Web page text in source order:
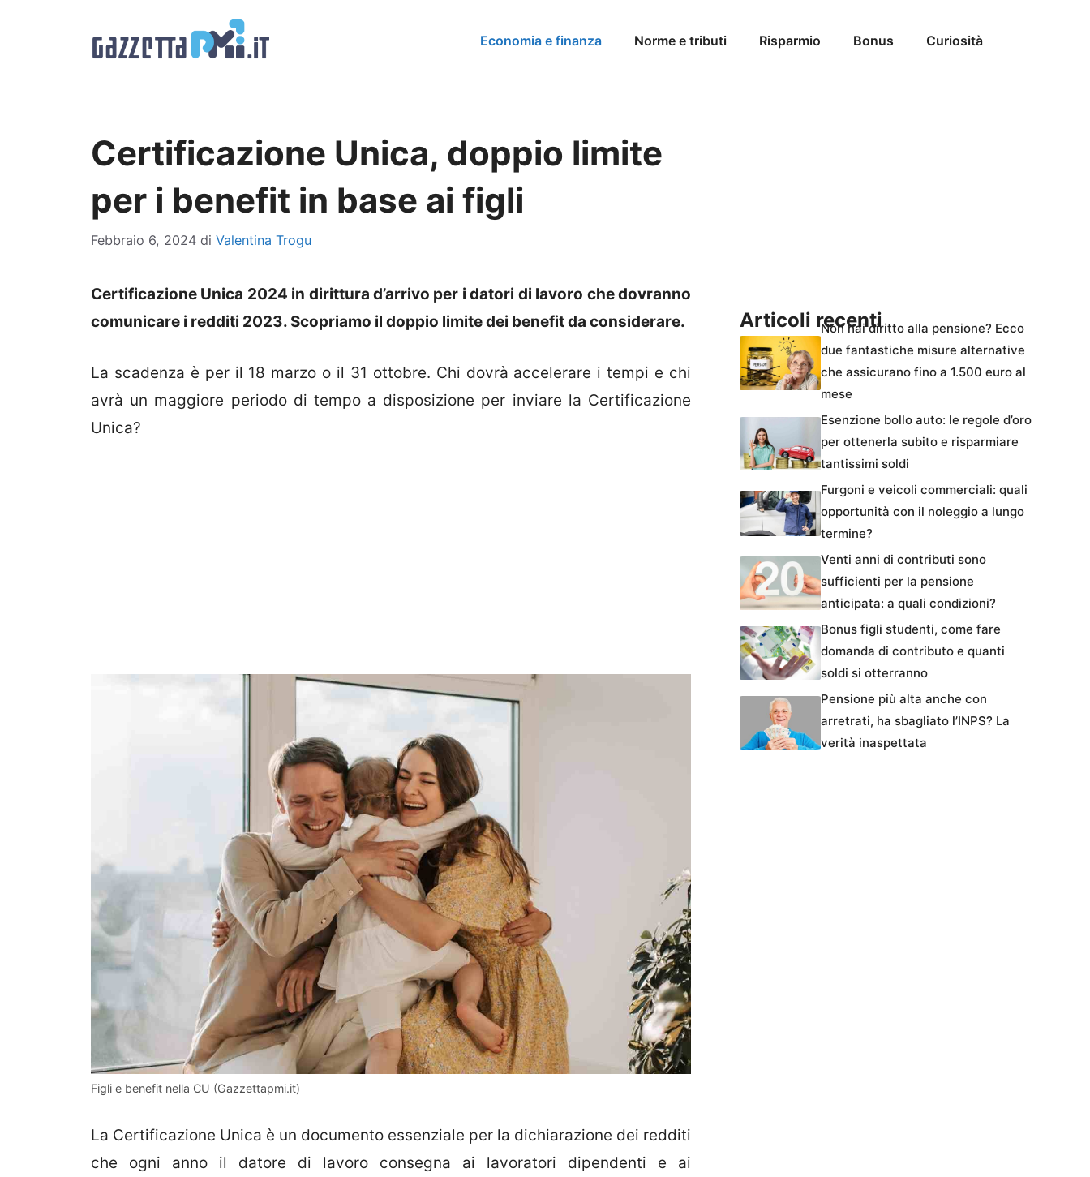
Economia e finanza Norme e tributi Risparmio Bonus Curiosità
Certificazione Unica, doppio limite
per i benefit in base ai figli
Febbraio 6, 2024 di Valentina Trogu
Certificazione Unica 2024 in dirittura d’arrivo per i datori di lavoro che dovranno
comunicare i redditi 2023. Scopriamo il doppio limite dei benefit da considerare.
La scadenza è per il 18 marzo o il 31 ottobre. Chi dovrà accelerare i tempi e chi
avrà un maggiore periodo di tempo a disposizione per inviare la Certificazione
Unica?
Figli e benefit nella CU (Gazzettapmi.it)
La Certificazione Unica è un documento essenziale per la dichiarazione dei redditi
che ogni anno il datore di lavoro consegna ai lavoratori dipendenti e ai
Articoli recentiNon hai diritto alla pensione? Ecco
due fantastiche misure alternative
che assicurano fino a 1.500 euro al
mese
Esenzione bollo auto: le regole d’oro
per ottenerla subito e risparmiare
tantissimi soldi
Furgoni e veicoli commerciali: quali
opportunità con il noleggio a lungo
termine?
Venti anni di contributi sono
sufficienti per la pensione
anticipata: a quali condizioni?
Bonus figli studenti, come fare
domanda di contributo e quanti
soldi si otterranno
Pensione più alta anche con
arretrati, ha sbagliato l’INPS? La
verità inaspettata